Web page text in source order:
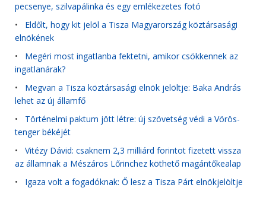
pecsenye, szilvapálinka és egy emlékezetes fotó
• Eldőlt, hogy kit jelöl a Tisza Magyarország köztársasági
elnökének
• Megéri most ingatlanba fektetni, amikor csökkennek az
ingatlanárak?
• Megvan a Tisza köztársasági elnök jelöltje: Baka András
lehet az új államfő
• Történelmi paktum jött létre: új szövetség védi a Vörös-
tenger békéjét
• Vitézy Dávid: csaknem 2,3 milliárd forintot fizetett vissza
az államnak a Mészáros Lőrinchez köthető magántőkealap
• Igaza volt a fogadóknak: Ő lesz a Tisza Párt elnökjelöltje